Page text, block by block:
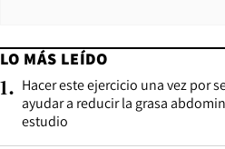
LO MÁS LEÍDO
1. Hacer este ejercicio una vez por
ayudar a reducir la grasa
estudio